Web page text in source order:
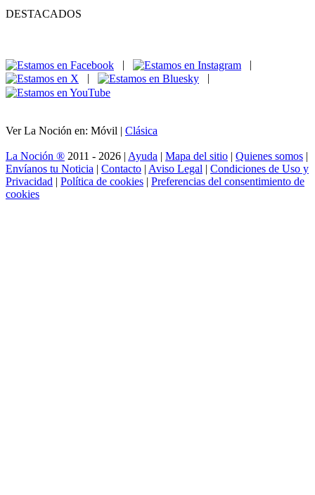
DESTACADOS
|
|
|
|
Ver La Noción en: Móvil | Clásica
La Noción ® 2011 - 2026 | Ayuda | Mapa del sitio | Quienes somos |
Envíanos tu Noticia | Contacto | Aviso Legal | Condiciones de Uso y
Privacidad | Política de cookies | Preferencias del consentimiento de
cookies